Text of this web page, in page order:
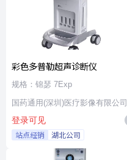
彩色多普勒超声诊断仪
规格：锦瑟 7Exp
国药通用(深圳)医疗影像有限公司
登录可见
站点经销 湖北公司